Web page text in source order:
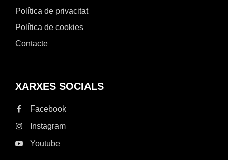
Política de privacitat
Política de cookies
Contacte
XARXES SOCIALS
Facebook
Instagram
Youtube